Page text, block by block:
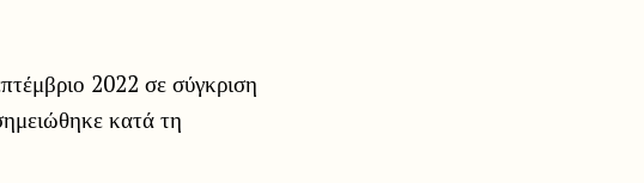
2022 σε σύγκριση
κατά τη